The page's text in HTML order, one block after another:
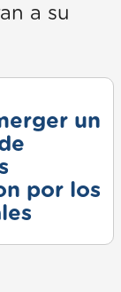
a su
un
por los